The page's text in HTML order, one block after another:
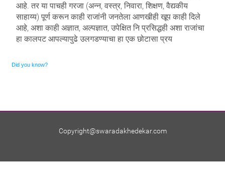
आहे. तर या पाचही गरजा (अन्न, वस्त्र, निवारा, शिक्षण, वैद्यकीय
साहाय्य) पूर्ण करून काही राजांनी जनतेला आणखीही खूप काही दिले
आहे, अशा काही अज्ञात, अल्पज्ञात, उपेक्षित नि प्रसिद्धही अशा राजांचा
हा कालपट आपल्यापुढे उलगडण्याचा हा एक छोटासा प्रय
Did you know?
Copyright@swaradakhedekar.com